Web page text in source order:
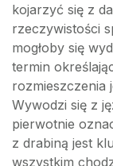
kojarzyć się z
rzeczywistości
mogłoby się
termin
rozmieszczenia
Wywodzi się z
pierwotnie
z drabiną jest
wszystkim